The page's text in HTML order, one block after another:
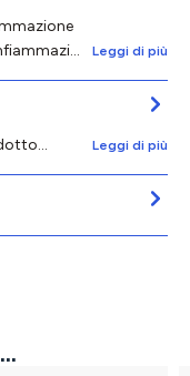
Leggi di più
Leggi di più